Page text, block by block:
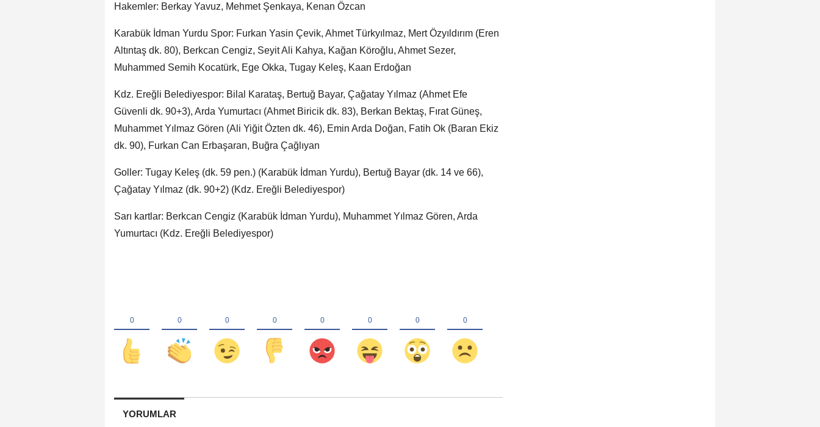
Hakemler: Berkay Yavuz, Mehmet Şenkaya, Kenan Özcan
Karabük İdman Yurdu Spor: Furkan Yasin Çevik, Ahmet Türkyılmaz, Mert Özyıldırım (Eren
Altıntaş dk. 80), Berkcan Cengiz, Seyit Ali Kahya, Kağan Köroğlu, Ahmet Sezer,
Muhammed Semih Kocatürk, Ege Okka, Tugay Keleş, Kaan Erdoğan
Kdz. Ereğli Belediyespor: Bilal Karataş, Bertuğ Bayar, Çağatay Yılmaz (Ahmet Efe
Güvenli dk. 90+3), Arda Yumurtacı (Ahmet Biricik dk. 83), Berkan Bektaş, Fırat Güneş,
Muhammet Yılmaz Gören (Ali Yiğit Özten dk. 46), Emin Arda Doğan, Fatih Ok (Baran Ekiz
dk. 90), Furkan Can Erbaşaran, Buğra Çağlıyan
Goller: Tugay Keleş (dk. 59 pen.) (Karabük İdman Yurdu), Bertuğ Bayar (dk. 14 ve 66),
Çağatay Yılmaz (dk. 90+2) (Kdz. Ereğli Belediyespor)
Sarı kartlar: Berkcan Cengiz (Karabük İdman Yurdu), Muhammet Yılmaz Gören, Arda
Yumurtacı (Kdz. Ereğli Belediyespor)
YORUMLAR